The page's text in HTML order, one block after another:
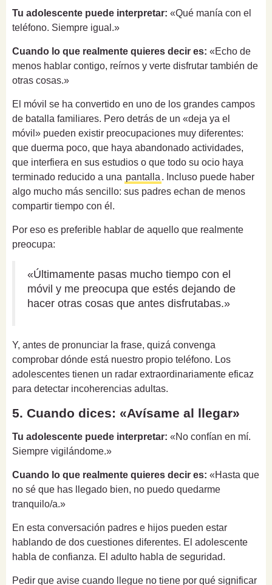
Tu adolescente puede interpretar: «Qué manía con el
teléfono. Siempre igual.»
Cuando lo que realmente quieres decir es: «Echo de
menos hablar contigo, reírnos y verte disfrutar también de
otras cosas.»
El móvil se ha convertido en uno de los grandes campos
de batalla familiares. Pero detrás de un «deja ya el
móvil» pueden existir preocupaciones muy diferentes:
que duerma poco, que haya abandonado actividades,
que interfiera en sus estudios o que todo su ocio haya
terminado reducido a una pantalla. Incluso puede haber
algo mucho más sencillo: sus padres echan de menos
compartir tiempo con él.
Por eso es preferible hablar de aquello que realmente
preocupa:
«Últimamente pasas mucho tiempo con el
móvil y me preocupa que estés dejando de
hacer otras cosas que antes disfrutabas.»
Y, antes de pronunciar la frase, quizá convenga
comprobar dónde está nuestro propio teléfono. Los
adolescentes tienen un radar extraordinariamente eficaz
para detectar incoherencias adultas.
5. Cuando dices: «Avísame al llegar»
Tu adolescente puede interpretar: «No confían en mí.
Siempre vigilándome.»
Cuando lo que realmente quieres decir es: «Hasta que
no sé que has llegado bien, no puedo quedarme
tranquilo/a.»
En esta conversación padres e hijos pueden estar
hablando de dos cuestiones diferentes. El adolescente
habla de confianza. El adulto habla de seguridad.
Pedir que avise cuando llegue no tiene por qué significar